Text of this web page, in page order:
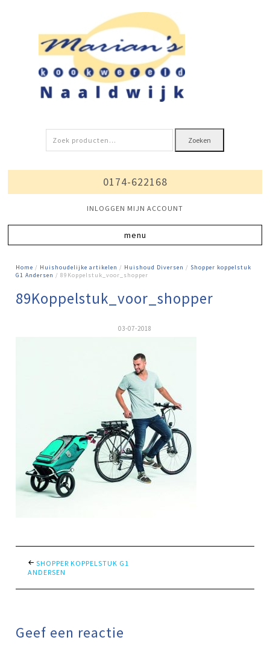
Zoeken
naar:
Zoeken
0174-622168
INLOGGEN MIJN ACCOUNT
Home / Huishoudelijke artikelen / Huishoud Diversen / Shopper koppelstuk
G1 Andersen / 89Koppelstuk_voor_shopper
89Koppelstuk_voor_shopper
03-07-2018
SHOPPER KOPPELSTUK G1
ANDERSEN
Geef een reactie